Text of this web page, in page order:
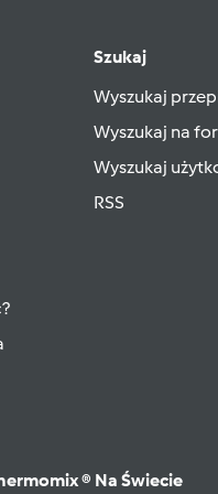
Szukaj
Wyszukaj
Wyszukaj na
Wyszukaj
RSS
® Na Świecie